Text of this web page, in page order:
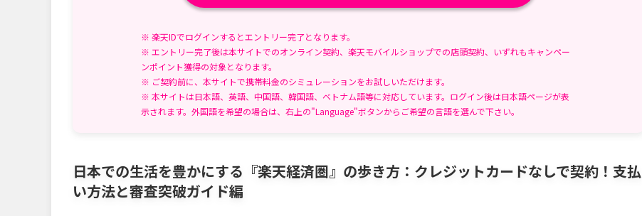
※ 楽天IDでログインするとエントリー完了となります。
※ エントリー完了後は本サイトでのオンライン契約、楽天モバイルショップでの店頭契約、いずれもキャンペー
ンポイント獲得の対象となります。
※ ご契約前に、本サイトで携帯料金のシミュレーションをお試しいただけます。
※ 本サイトは日本語、英語、中国語、韓国語、ベトナム語等に対応しています。ログイン後は日本語ページが表
示されます。外国語を希望の場合は、右上の"Language"ボタンからご希望の言語を選んで下さい。
日本での生活を豊かにする『楽天経済圏』の歩き方：クレジットカードなしで契約！支払
い方法と審査突破ガイド編